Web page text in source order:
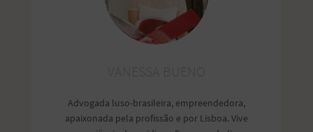
Advogada luso-brasileira, empreendedora,
apaixonada pela profissão e por Lisboa. Vive